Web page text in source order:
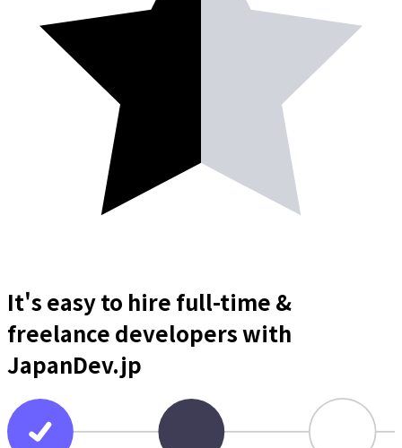
It's easy to hire full-time &
freelance developerswith
JapanDev.jp